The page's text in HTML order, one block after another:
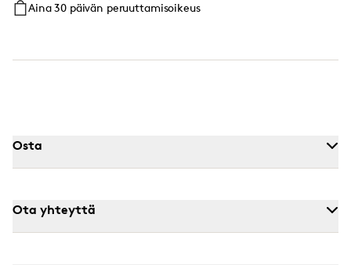
Aina 30 päivän peruuttamisoikeus
Osta
Ota yhteyttä